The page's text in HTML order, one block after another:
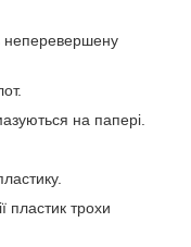
неперевершену
на папері.
пластик трохи